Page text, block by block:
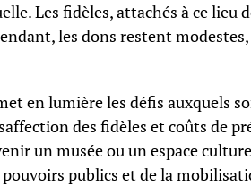
Les fidèles, attachés à ce lieu
les dons restent
en lumière les défis auxquels
des fidèles et coûts de
un musée ou un espace
pouvoirs publics et de la